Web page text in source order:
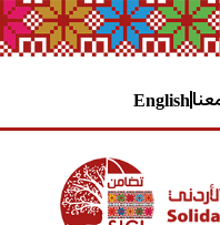
English